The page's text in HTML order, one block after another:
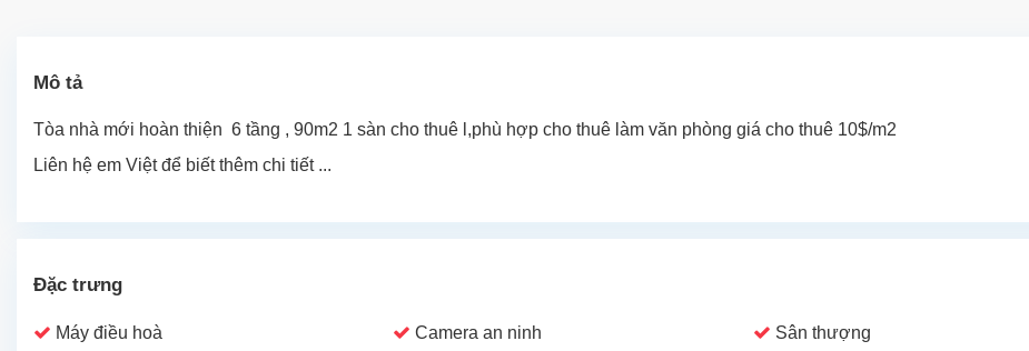
Mô tả
Tòa nhà mới hoàn thiện 6 tầng , 90m2 1 sàn cho thuê l,phù hợp cho thuê làm văn phòng giá cho thuê 10$/m2
Liên hệ em Việt để biết thêm chi tiết ...
Đặc trưng
Máy điều hoà Camera an ninh Sân thượng